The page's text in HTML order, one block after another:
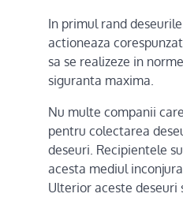
In primul rand
actioneaza
sa se realizeze in
siguranta maxima.
Nu multe companii
pentru colectarea
deseuri. Recipientele
acesta mediul
Ulterior aceste